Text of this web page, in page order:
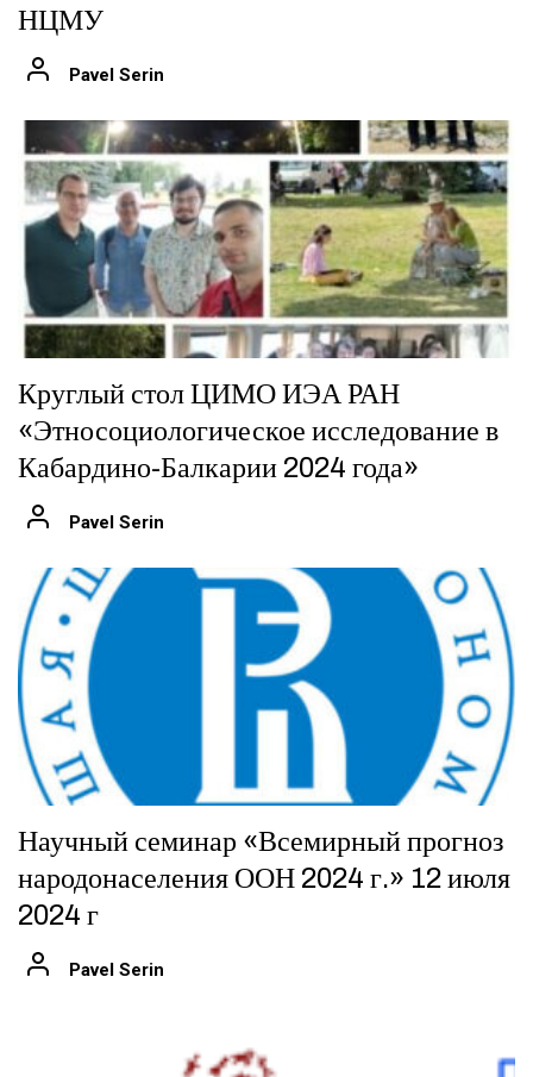
НЦМУ
Pavel Serin
Круглый стол ЦИМО ИЭА РАН
«Этносоциологическое исследование в
Кабардино-Балкарии 2024 года»
Pavel Serin
Научный семинар «Всемирный прогноз
народонаселения ООН 2024 г.» 12 июля
2024 г
Pavel Serin